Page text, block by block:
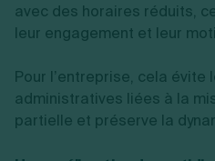
avec des horaires réduits,
leur engagement et leur
Pour l’entreprise, cela évite
administratives liées à la
partielle et préserve la